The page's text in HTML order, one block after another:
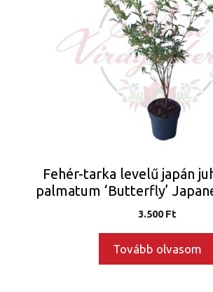
Fehér-tarka levelű japán
palmatum ‘Butterfly’
3.500Ft
Tovább olvasom